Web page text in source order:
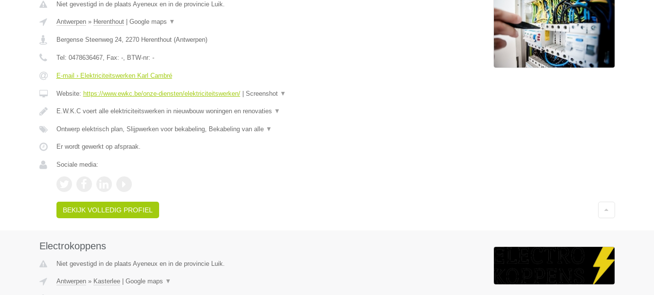
Niet gevestigd in de plaats Ayeneux en in de provincie Luik.
Antwerpen» Herenthout| Google maps ▼
Bergense Steenweg 24, 2270 Herenthout(Antwerpen)
Tel: 0478636467, Fax: -, BTW-nr: -
E-mail › Elektriciteitswerken Karl Cambré
Website: https://www.ewkc.be/onze-diensten/elektriciteitswerken/| Screenshot ▼
E.W.K.C voert alle elektriciteitswerken in nieuwbouw woningen en renovaties ▼
Ontwerp elektrisch plan, Slijpwerken voor bekabeling, Bekabeling van alle ▼
Er wordt gewerkt op afspraak.
Sociale media:
BEKIJK VOLLEDIG PROFIEL
Electrokoppens
Niet gevestigd in de plaats Ayeneux en in de provincie Luik.
Antwerpen» Kasterlee| Google maps ▼